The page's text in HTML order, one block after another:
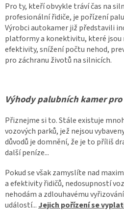
Příslušenství
kamer
Fitness
vybavení
Chytré
IP
kamery
Pro ty, kteří obvykle tráví čas na
profesionální řidiče, je pořízení
Výrobci autokamer již představili
platformy a konektivitu, které
efektivity, snížení počtu nehod,
pro záchranu životů na silnicích.
Výhody palubních kamer
Přiznejme si to. Stále existuje
vozových parků, jež nejsou
důvodů je domnění, že je to příliš
další peníze...
Pokud se však zamyslíte nad
a efektivity řidičů, nedosupností
nehodám a zdlouhavému
událostí... Jejich pořízení se